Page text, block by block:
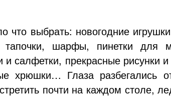
что выбрать: новогодние
тапочки, шарфы, пинетки для
салфетки, прекрасные рисунки
хрюшки… Глаза разбегались
почти на каждом столе,